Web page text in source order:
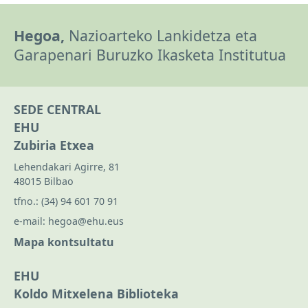
Hegoa, Nazioarteko Lankidetza eta
Garapenari Buruzko Ikasketa Institutua
SEDE CENTRAL
EHU
Zubiria Etxea
Lehendakari Agirre, 81
48015 Bilbao
tfno.: (34) 94 601 70 91
e-mail: hegoa@ehu.eus
Mapa kontsultatu
EHU
Koldo Mitxelena Biblioteka